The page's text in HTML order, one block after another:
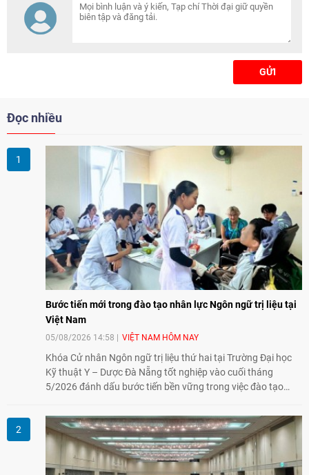
thông tin, định hướng hoạt động
cho các tổ chức đang hoạt động
tại Việt Nam.
GỬI
Đọc nhiều
Bước tiến mới trong đào tạo nhân lực Ngôn ngữ trị liệu tại
Việt Nam
05/08/2026 14:58 VIỆT NAM HÔM NAY
Khóa Cử nhân Ngôn ngữ trị liệu thứ hai tại Trường Đại học
Kỹ thuật Y – Dược Đà Nẵng tốt nghiệp vào cuối tháng
5/2026 đánh dấu bước tiến bền vững trong việc đào tạo
tại Việt Nam.